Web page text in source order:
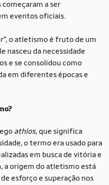
começaram a ser
eventos oficiais.
o atletismo é fruto de um
nasceu da necessidade
e se consolidou como
em diferentes épocas e
athlos, que significa
o termo era usado para
em busca de vitória e
a origem do atletismo está
esforço e superação nos